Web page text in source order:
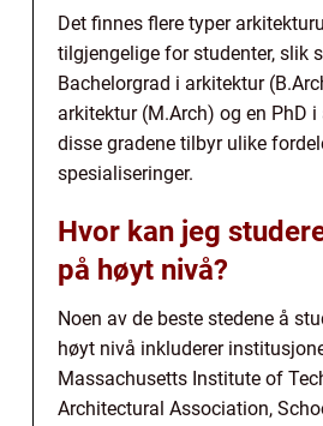
Det finnes flere typer
tilgjengelige for studenter, slik
Bachelorgrad i arkitektur
arkitektur (M.Arch) og en PhD
disse gradene tilbyr ulike
spesialiseringer.
Hvor kan jeg
på høyt nivå?
Noen av de beste stedene å
høyt nivå inkluderer
Massachusetts Institute of
Architectural Association,